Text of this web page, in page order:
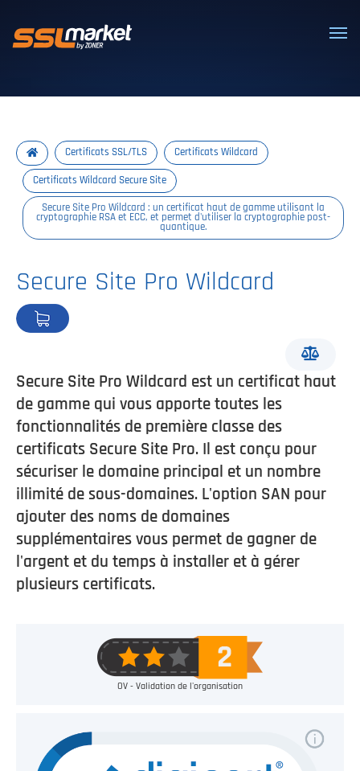
Certificats SSL/TLS de confiance
Certificats SSL/TLS Certificats Wildcard
Certificats Wildcard Secure Site
Secure Site Pro Wildcard : un certificat haut de gamme utilisant la
cryptographie RSA et ECC, et permet d'utiliser la cryptographie post-
quantique.
Secure Site Pro Wildcard
Secure Site Pro Wildcard est un certificat haut
de gamme qui vous apporte toutes les
fonctionnalités de première classe des
certificats Secure Site Pro. Il est conçu pour
sécuriser le domaine principal et un nombre
illimité de sous-domaines. L'option SAN pour
ajouter des noms de domaines
supplémentaires vous permet de gagner de
l'argent et du temps à installer et à gérer
plusieurs certificats.
OV - Validation de l'organisation